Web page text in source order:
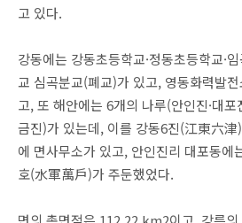
고 있다.
강동에는 강동초등학교·정동초등학교·
교 심곡분교(폐교)가 있고, 영동화력발전
고, 또 해안에는 6개의 나루(안인진·대포
금진)가 있는데, 이를 강동6진(江東六津
에 면사무소가 있고, 안인진리 대포동에
호(水軍萬戶)가 주둔했었다.